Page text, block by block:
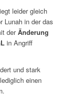
leider gleich
Lunah in der das
derÄnderung
in Angriff
und stark
einen